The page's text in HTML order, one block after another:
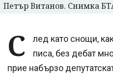
Петър Витанов. Снимка
С
лед като снощи,
писа, без дебат
прие набързо